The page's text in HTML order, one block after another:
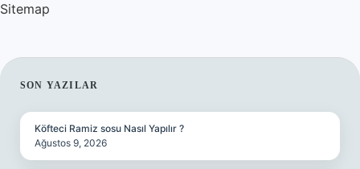
Sitemap
SIDEBAR
SON YAZILAR
Köfteci Ramiz sosu Nasıl Yapılır ?
Ağustos 9, 2026